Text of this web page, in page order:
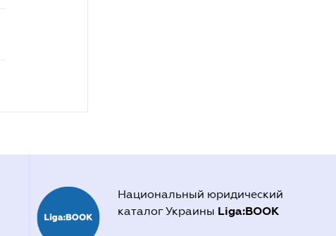
Национальный юридический
каталог Украины Liga:BOOK